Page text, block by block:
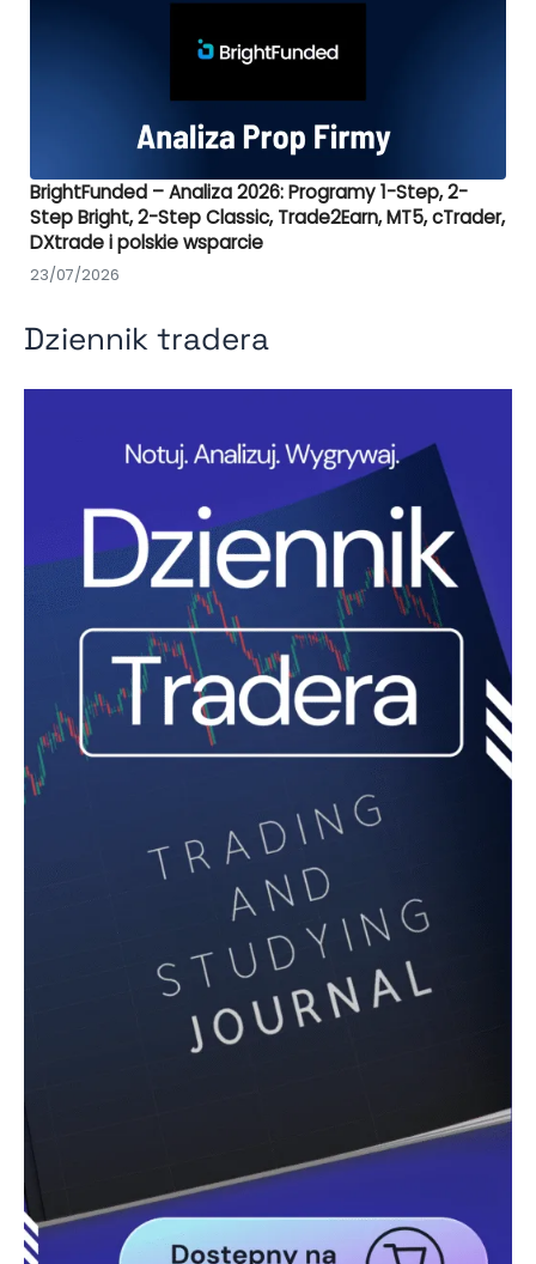
BrightFunded – Analiza 2026: Programy 1-Step, 2-
Step Bright, 2-Step Classic, Trade2Earn, MT5, cTrader,
DXtrade i polskie wsparcie
23/07/2026
Dziennik tradera